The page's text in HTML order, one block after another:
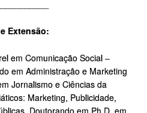
Extensão:
em Comunicação Social –
em Administração e Marketing
Jornalismo e Ciências da
Marketing, Publicidade,
Doutorando em Ph.D. em